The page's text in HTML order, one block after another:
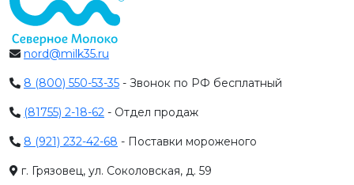
nord@milk35.ru
8 (800) 550-53-35 - Звонок по РФ бесплатный
(81755) 2-18-62 - Отдел продаж
8 (921) 232-42-68 - Поставки мороженого
г. Грязовец, ул. Соколовская, д. 59